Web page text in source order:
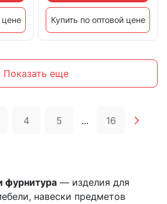
цене Купить по оптовой цене
Показать еще
4 5 ... 16
фурнитура — изделия для
навески предметов